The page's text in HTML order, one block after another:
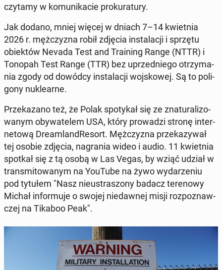
czytamy w ko­mu­ni­ka­cie pro­ku­ra­tu­ry.
Jak dodano, mniej więcej w dniach 7–14 kwiet­nia
2026 r. męż­czy­zna robił zdjęcia in­sta­la­cji i sprzętu
obiek­tów Nevada Test and Tra­ining Range (NTTR) i
Tonopah Test Range (TTR) bez uprzed­nie­go otrzy­ma­
nia zgody od dowódcy in­sta­la­cji woj­sko­wej. Są to po­li­
go­ny nu­kle­ar­ne.
Prze­ka­za­no też, że Polak spo­ty­kał się ze zna­tu­ra­li­zo­
wa­nym oby­wa­te­lem USA, który pro­wa­dzi stronę in­ter­
ne­to­wą Dre­am­lan­dRe­sort. Męż­czy­zna prze­ka­zy­wał
tej osobie zdjęcia, na­gra­nia wideo i audio. 11 kwiet­nia
spotkał się z tą osobą w Las Vegas, by wziąć udział w
trans­mi­to­wa­nym na YouTube na żywo wy­da­rze­niu
pod tytułem "Nasz nie­ustra­szo­ny badacz te­re­no­wy
Michał in­for­mu­je o swojej nie­daw­nej misji roz­po­znaw­
czej na Tikaboo Peak".